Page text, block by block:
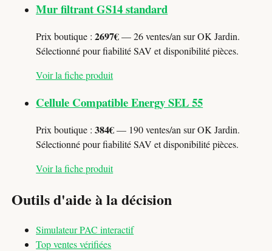
Mur filtrant GS14 standard
Prix boutique :2697€— 26 ventes/an sur OK Jardin.
Sélectionné pour fiabilité SAV et disponibilité pièces.
Voir la fiche produit
Cellule Compatible Energy SEL 55
Prix boutique :384€— 190 ventes/an sur OK Jardin.
Sélectionné pour fiabilité SAV et disponibilité pièces.
Voir la fiche produit
Outils d'aide à la décision
Simulateur PAC interactif
Top ventes vérifiées